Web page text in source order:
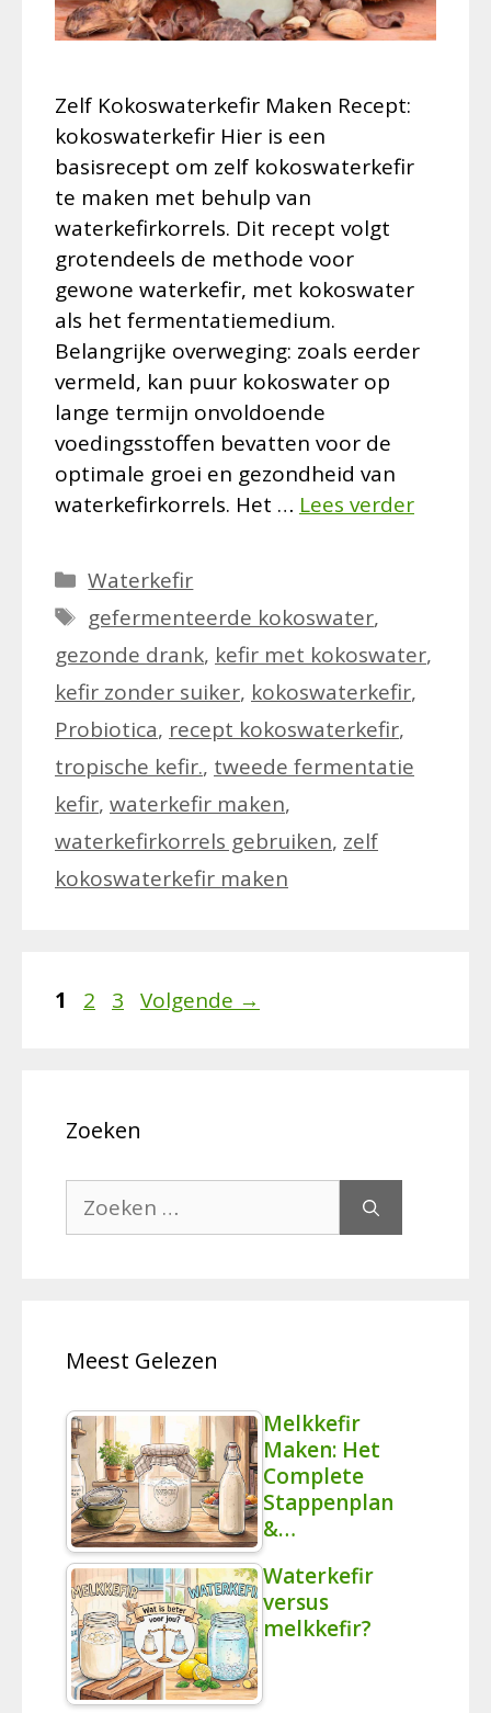
Zelf Kokoswaterkefir Maken Recept:
kokoswaterkefir Hier is een
basisrecept om zelf kokoswaterkefir
te maken met behulp van
waterkefirkorrels. Dit recept volgt
grotendeels de methode voor
gewone waterkefir, met kokoswater
als het fermentatiemedium.
Belangrijke overweging: zoals eerder
vermeld, kan puur kokoswater op
lange termijn onvoldoende
voedingsstoffen bevatten voor de
optimale groei en gezondheid van
waterkefirkorrels. Het … Lees verder
Categorieën
Waterkefir
Tags
gefermenteerde kokoswater,
gezonde drank, kefir met kokoswater,
kefir zonder suiker, kokoswaterkefir,
Probiotica, recept kokoswaterkefir,
tropische kefir., tweede fermentatie
kefir, waterkefir maken,
waterkefirkorrels gebruiken, zelf
kokoswaterkefir maken
Pagina
1 Pagina
2 Pagina
3 Volgende →
Zoeken
Zoek
naar:
Meest Gelezen
Melkkefir
Maken: Het
Complete
Stappenplan
&…
Waterkefir
versus
melkkefir?